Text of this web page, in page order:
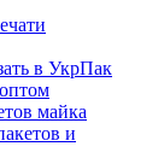
в УкрПак
майка
и